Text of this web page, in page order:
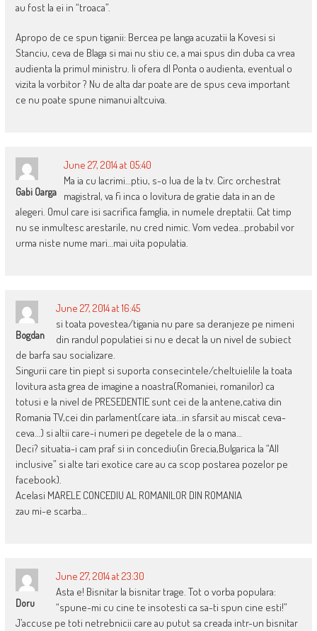
au fost la ei in “troaca”.
Apropo de ce spun tiganii: Bercea pe langa acuzatii la Kovesi si
Stanciu, ceva de Blaga si mai nu stiu ce, a mai spus din duba ca vrea
audienta la primul ministru. Ii ofera dl Ponta o audienta, eventual o
vizita la vorbitor ? Nu de alta dar poate are de spus ceva important
ce nu poate spune nimanui altcuiva.
Gabi Oarga
June 27, 2014 at 05:40
Ma ia cu lacrimi…ptiu, s-o lua de la tv. Circ orchestrat
magistral, va fi inca o lovitura de gratie data in an de
alegeri. Omul care isi sacrifica famglia, in numele dreptatii. Cat timp
nu se inmultesc arestarile, nu cred nimic. Vom vedea…probabil vor
urma niste nume mari…mai uita populatia.
Bogdan
June 27, 2014 at 16:45
si toata povestea/tigania nu pare sa deranjeze pe nimeni
din randul populatiei si nu e decat la un nivel de subiect
de barfa sau socializare.
Singurii care tin piept si suporta consecintele/cheltuielile la toata
lovitura asta grea de imagine a noastra(Romaniei, romanilor) ca
totusi e la nivel de PRESEDENTIE sunt cei de la antene,cativa din
Romania TV,cei din parlament(care iata…in sfarsit au miscat ceva-
ceva…) si altii care-i numeri pe degetele de la o mana…
Deci? situatia-i cam praf si in concediu(in Grecia,Bulgarica la “All
inclusive” si alte tari exotice care au ca scop postarea pozelor pe
facebook).
Acelasi MARELE CONCEDIU AL ROMANILOR DIN ROMANIA
zau mi-e scarba…
Doru
June 27, 2014 at 23:30
Asta e! Bisnitar la bisnitar trage. Tot o vorba populara:
“spune-mi cu cine te insotesti ca sa-ti spun cine esti!”
J’accuse pe toti netrebnicii care au putut sa creada intr-un bisnitar